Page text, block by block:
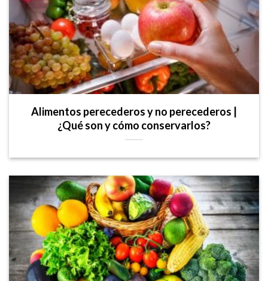
Alimentos perecederos y no perecederos |
¿Qué son y cómo conservarlos?